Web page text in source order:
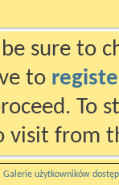
sure to
to
To
from
Galerie użytkowników